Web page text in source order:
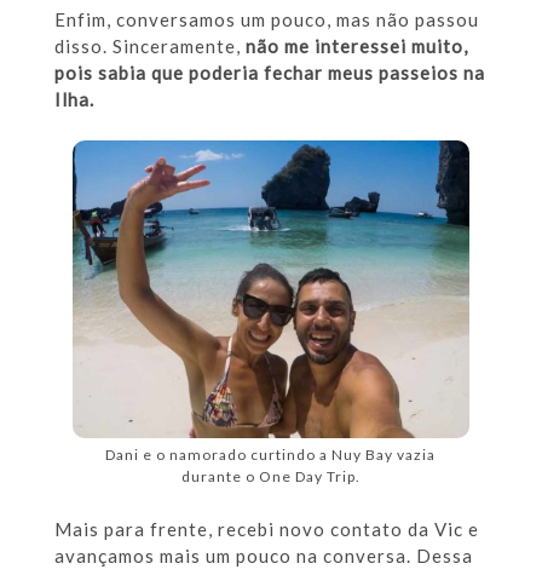
Enfim, conversamos um pouco, mas não passou
disso. Sinceramente, não me interessei muito,
pois sabia que poderia fechar meus passeios na
Ilha.
Dani e o namorado curtindo a Nuy Bay vazia
durante o One Day Trip.
Mais para frente, recebi novo contato da Vic e
avançamos mais um pouco na conversa. Dessa